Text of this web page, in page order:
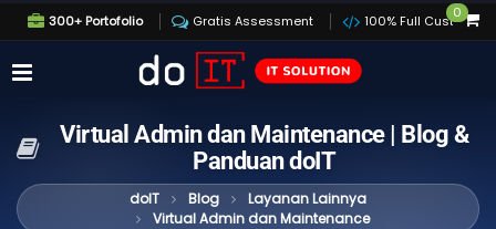
300+ Portofolio Gratis Assessment 100% Full Custom
0
Virtual Admin dan Maintenance | Blog &
Panduan doIT
doIT Blog
Layanan Lainnya
Virtual Admin dan Maintenance